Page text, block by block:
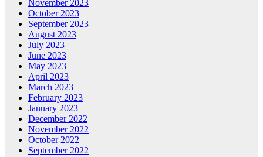
November 2023
October 2023
September 2023
August 2023
July 2023
June 2023
May 2023
April 2023
March 2023
February 2023
January 2023
December 2022
November 2022
October 2022
September 2022